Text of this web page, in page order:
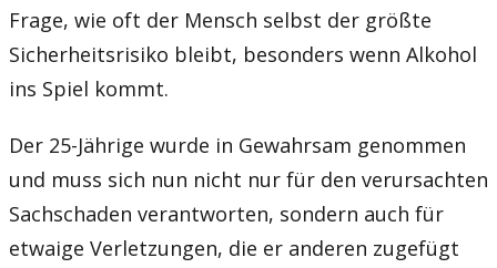
Frage, wie oft der Mensch selbst der größte
Sicherheitsrisiko bleibt, besonders wenn Alkohol
ins Spiel kommt.
Der 25-Jährige wurde in Gewahrsam genommen
und muss sich nun nicht nur für den verursachten
Sachschaden verantworten, sondern auch für
etwaige Verletzungen, die er anderen zugefügt